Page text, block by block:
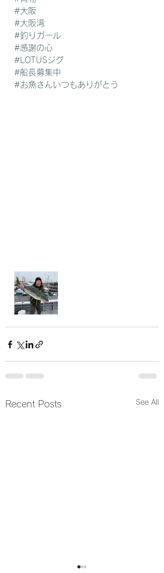
#大阪
#大阪湾
#釣りガール
#感謝の心
#LOTUSジグ
#船長募集中
#お魚さんいつもありがとう
Recent Posts See All